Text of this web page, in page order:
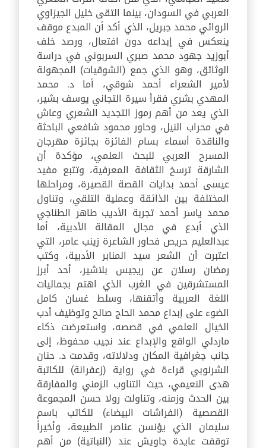
العربي في السودان، بينما التقى خليل الجيزاوي
الروائي محمد جبريل، الذي أكد أن المبدع موقف
ينعكس في إبداعه دون افتعال، ورصد خلف
أبوزيد جهود محمد صبري السربوني في دراسة
الوثائق، وهو الذي جمع (الشوقيات) المجهولة
لأمير الشعراء أحمد شوقي، أما د. محمد
المهدي بشري فقرأ سيرة التجاني يوسف بشير،
الذي يعد من أهم رموز التجديد الشعري وعاش
في محراب النيل، وحاور محمود شافعي الباحثة
والناقدة أسماء بسام الفائزة بجائزة مهرجان
المسرح العربي للبحث العلمي، مؤكدة أن
الشارقة ترسخ الثقافة المعرفية، وتتبع مفيد
عيسى أحمد بدايات القصة القصيرة، ومراحلها
المختلفة بين الذائقة وعملية التلقي، وتناول
محمد ياسر أحمد تجربة الأديب طاهر الطناجي
الذي أبدع في مجال المقالة الأدبية، أما
عبدالعليم حريص فحاور الشاعرة زينب عامر، التي
اعتبرت أن الشعر سيد المنابر الأدبية، وكتب
رمضان رسلان عن ريجيس بلاشير، أحد أبرز
المستشرقين في الغرب الذي اهتم بجماليات
اللغة العربية وأتقنها، وسلط غسان كامل
الضوء على إبداع محمد الحاج صالح وتوظيف أدب
الخيال العلمي في قصصه، واستعرضت ذكاء
ماردلي الواقع والإبداع عند نجيب محفوظ، إلى
جانب جغرافية المكان ودلالاته، وقدمت د. حنان
الشرنوبي قراءة في رواية (زعفرانة) للكاتبة
هدى النعيمي، حيث التناوب الزمني والمفارقة
بين الحدث وزمنه، وتناولت رولا حسن المجموعة
القصصية (الفراشات البيضاء) للكاتب باسم
سليمان الذي يؤنسن عناصر الطبيعة، وأخيراً
توقفت عايدة جاويش عند (النباتية) من أهم